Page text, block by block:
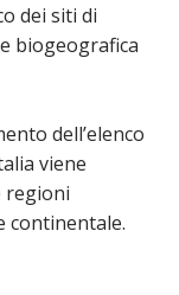
dei siti di
biogeografica
dell’elenco
viene
regioni
continentale.